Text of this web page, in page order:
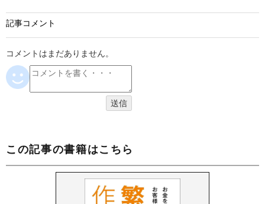
記事コメント
コメントはまだありません。
この記事の書籍はこちら